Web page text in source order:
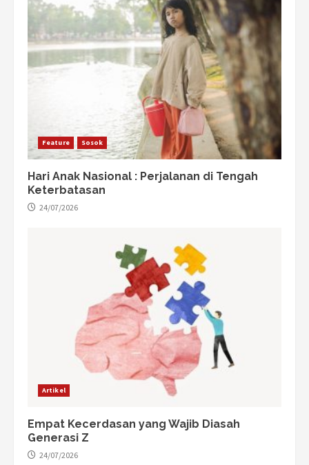
Feature Sosok
Hari Anak Nasional : Perjalanan di Tengah
Keterbatasan
24/07/2026
Artikel
Empat Kecerdasan yang Wajib Diasah
Generasi Z
24/07/2026